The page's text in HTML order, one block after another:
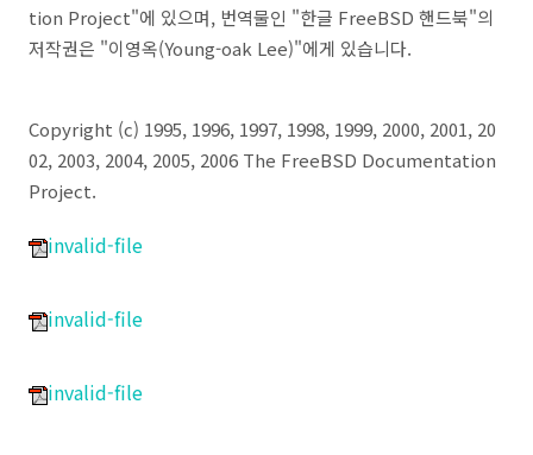
tion Project"에 있으며, 번역물인 "한글 FreeBSD 핸드북"의
저작권은 "이영옥(Young-oak Lee)"에게 있습니다.
Copyright (c) 1995, 1996, 1997, 1998, 1999, 2000, 2001, 20
02, 2003, 2004, 2005, 2006 The FreeBSD Documentation
Project.
invalid-file
invalid-file
invalid-file